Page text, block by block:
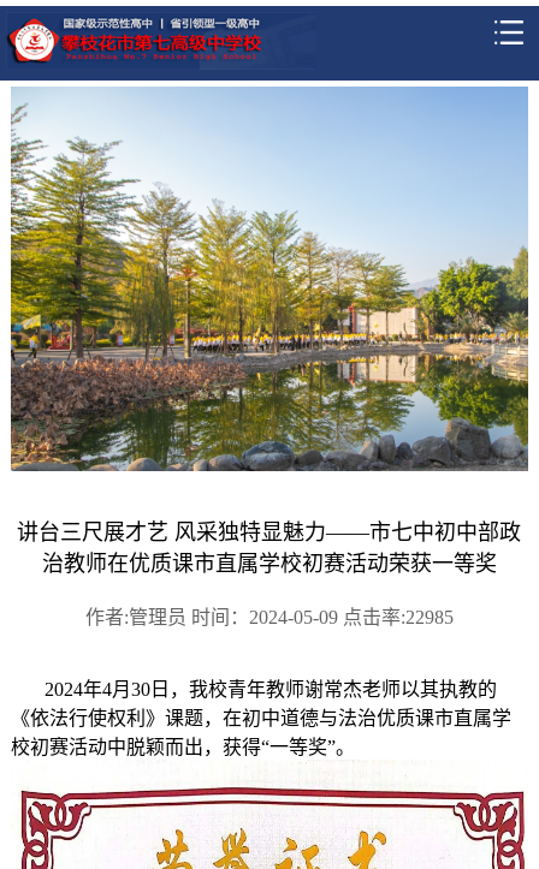
讲台三尺展才艺 风采独特显魅力——市七中初中部政
治教师在优质课市直属学校初赛活动荣获一等奖
作者:管理员 时间：2024-05-09 点击率:22985
2024年4月30日，我校青年教师谢常杰老师以其执教的
《依法行使权利》课题，在初中道德与法治优质课市直属学
校初赛活动中脱颖而出，获得“一等奖”。